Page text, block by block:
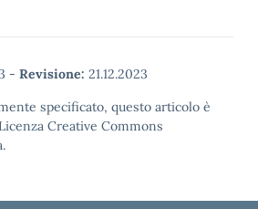
- Revisione: 21.12.2023
specificato, questo articolo è
Creative Commons